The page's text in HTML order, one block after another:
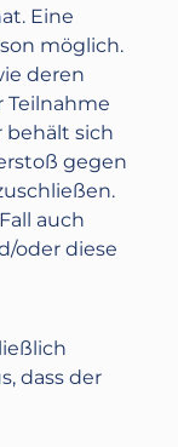
Eine
möglich.
deren
Teilnahme
behält sich
gegen
auch
oder diese
dass der